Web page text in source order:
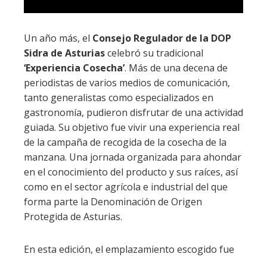
Un año más, el Consejo Regulador de la DOP
Sidra de Asturiascelebró su tradicional
‘Experiencia Cosecha’. Más de una decena de
periodistas de varios medios de comunicación,
tanto generalistas como especializados en
gastronomía, pudieron disfrutar de una actividad
guiada. Su objetivo fue vivir una experiencia real
de la campaña de recogida de la cosecha de la
manzana. Una jornada organizada para ahondar
en el conocimiento del producto y sus raíces, así
como en el sector agrícola e industrial del que
forma parte la Denominación de Origen
Protegida de Asturias.
En esta edición, el emplazamiento escogido fue